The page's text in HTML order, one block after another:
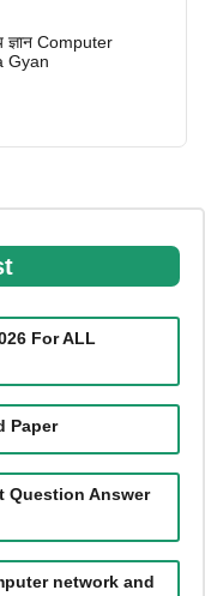
ज्ञान Computer
Gyan
For ALL
Paper
Question Answer
network and